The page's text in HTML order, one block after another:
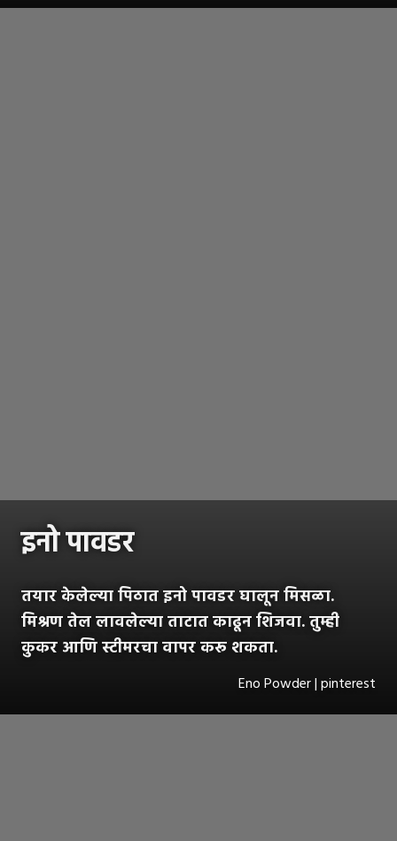
इनो पावडर
तयार केलेल्या पिठात इनो पावडर घालून मिसळा.
मिश्रण तेल लावलेल्या ताटात काढून शिजवा. तुम्ही
कुकर आणि स्टीमरचा वापर करू शकता.
Eno Powder | pinterest